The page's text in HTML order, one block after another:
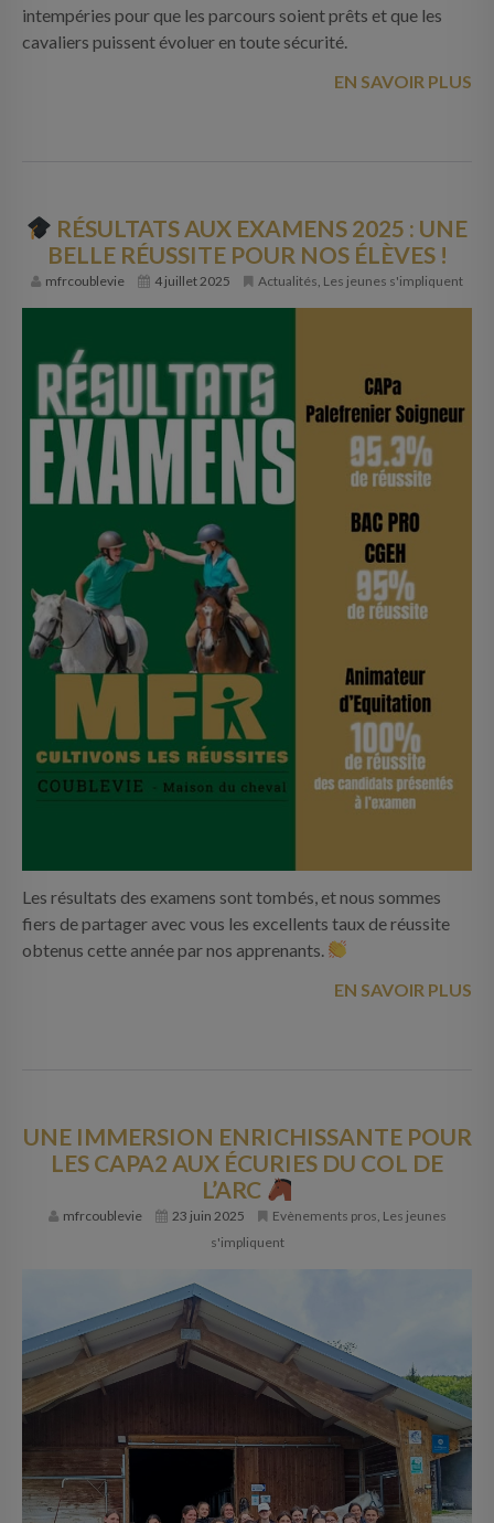
intempéries pour que les parcours soient prêts et que les
cavaliers puissent évoluer en toute sécurité.
EN SAVOIR PLUS
RÉSULTATS AUX EXAMENS 2025 : UNE
BELLE RÉUSSITE POUR NOS ÉLÈVES !
mfrcoublevie 4 juillet 2025 Actualités Les jeunes s'impliquent
Les résultats des examens sont tombés, et nous sommes
fiers de partager avec vous les excellents taux de réussite
obtenus cette année par nos apprenants.
EN SAVOIR PLUS
UNE IMMERSION ENRICHISSANTE POUR
LES CAPA2 AUX ÉCURIES DU COL DE
L’ARC
mfrcoublevie 23 juin 2025 Evènements pros Les jeunes
s'impliquent